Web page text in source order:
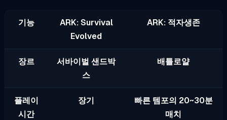
기능
ARK: Survival
Evolved
ARK: 적자생존
장르
서바이벌 샌드박
스
배틀로얄
플레이
시간
장기
빠른 템포의 20~30분
매치